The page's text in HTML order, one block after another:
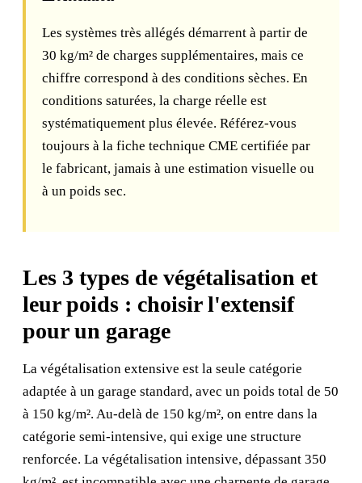
Les systèmes très allégés démarrent à partir de
30 kg/m² de charges supplémentaires, mais ce
chiffre correspond à des conditions sèches. En
conditions saturées, la charge réelle est
systématiquement plus élevée. Référez-vous
toujours à la fiche technique CME certifiée par
le fabricant, jamais à une estimation visuelle ou
à un poids sec.
Les 3 types de végétalisation et
leur poids : choisir l'extensif
pour un garage
La végétalisation extensive est la seule catégorie
adaptée à un garage standard, avec un poids total de 50
à 150 kg/m². Au-delà de 150 kg/m², on entre dans la
catégorie semi-intensive, qui exige une structure
renforcée. La végétalisation intensive, dépassant 350